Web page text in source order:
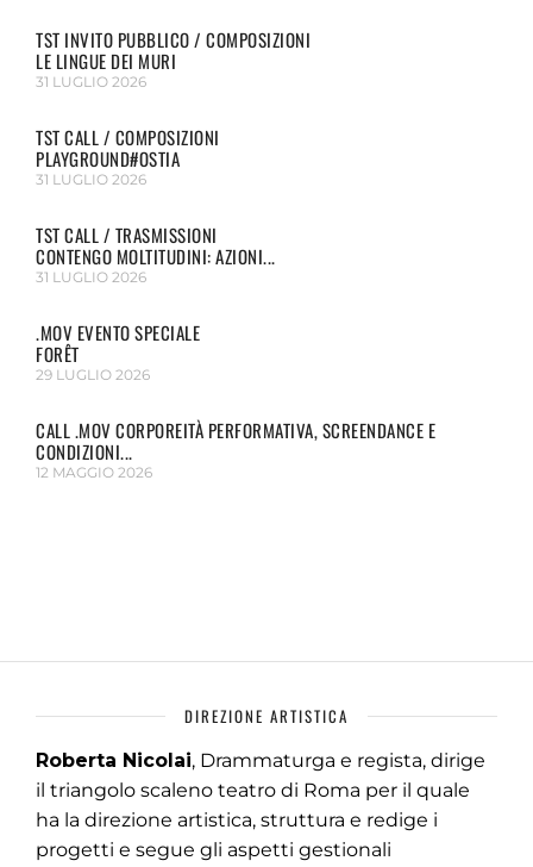
TST INVITO PUBBLICO / COMPOSIZIONI
LE LINGUE DEI MURI
31 LUGLIO 2026
TST CALL / COMPOSIZIONI
PLAYGROUND#OSTIA
31 LUGLIO 2026
TST CALL / TRASMISSIONI
CONTENGO MOLTITUDINI: AZIONI...
31 LUGLIO 2026
.MOV EVENTO SPECIALE
FORÊT
29 LUGLIO 2026
CALL .MOV CORPOREITÀ PERFORMATIVA, SCREENDANCE E
CONDIZIONI...
12 MAGGIO 2026
DIREZIONE ARTISTICA
Roberta Nicolai, Drammaturga e regista, dirige
il triangolo scaleno teatro di Roma per il quale
ha la direzione artistica, struttura e redige i
progetti e segue gli aspetti gestionali